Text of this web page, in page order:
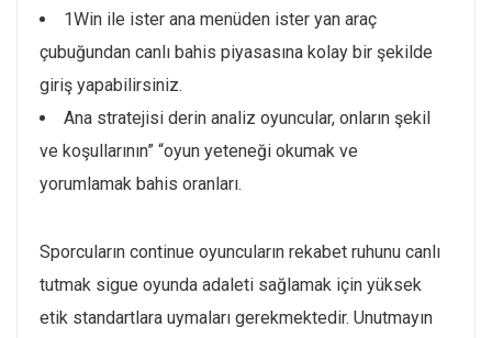
1Win ile ister ana menüden ister yan araç
çubuğundan canlı bahis piyasasına kolay bir şekilde
giriş yapabilirsiniz.
Ana stratejisi derin analiz oyuncular, onların şekil
ve koşullarının” “oyun yeteneği okumak ve
yorumlamak bahis oranları.
Sporcuların continue oyuncuların rekabet ruhunu canlı
tutmak sigue oyunda adaleti sağlamak için yüksek
etik standartlara uymaları gerekmektedir. Unutmayın